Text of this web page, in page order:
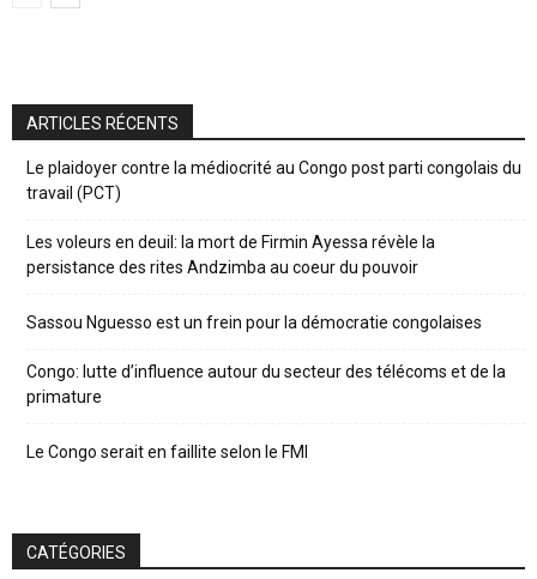
ARTICLES RÉCENTS
Le plaidoyer contre la médiocrité au Congo post parti congolais du
travail (PCT)
Les voleurs en deuil: la mort de Firmin Ayessa révèle la
persistance des rites Andzimba au coeur du pouvoir
Sassou Nguesso est un frein pour la démocratie congolaises
Congo: lutte d’influence autour du secteur des télécoms et de la
primature
Le Congo serait en faillite selon le FMI
CATÉGORIES